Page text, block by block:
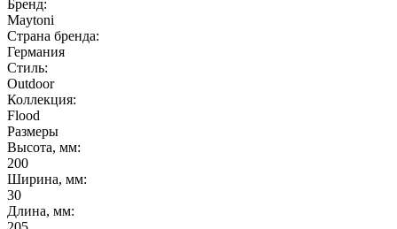
Бренд:
Maytoni
Страна бренда:
Германия
Стиль:
Outdoor
Коллекция:
Flood
Размеры
Высота, мм:
200
Ширина, мм:
30
Длина, мм: